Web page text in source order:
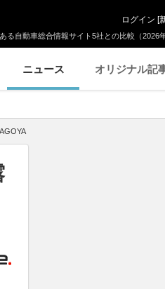
る自動車総合情報サイト5社との比較（2026
ログイン [
ニュース オリジナル記